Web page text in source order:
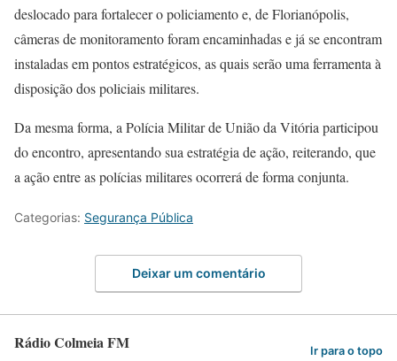
deslocado para fortalecer o policiamento e, de Florianópolis,
câmeras de monitoramento foram encaminhadas e já se encontram
instaladas em pontos estratégicos, as quais serão uma ferramenta à
disposição dos policiais militares.
Da mesma forma, a Polícia Militar de União da Vitória participou
do encontro, apresentando sua estratégia de ação, reiterando, que
a ação entre as polícias militares ocorrerá de forma conjunta.
Categorias: Segurança Pública
Deixar um comentário
Rádio Colmeia FM Ir para o topo